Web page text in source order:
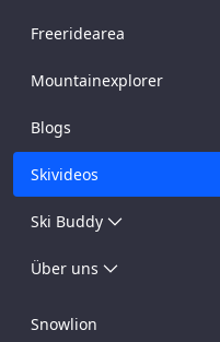
Freeridearea
Mountainexplorer
Blogs
Skivideos
Ski Buddy
Über uns
Snowlion